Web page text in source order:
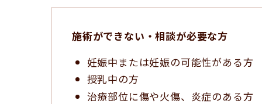
施術ができない・相談が必要な方
妊娠中または妊娠の可能性がある方
授乳中の方
治療部位に傷や火傷、炎症のある方